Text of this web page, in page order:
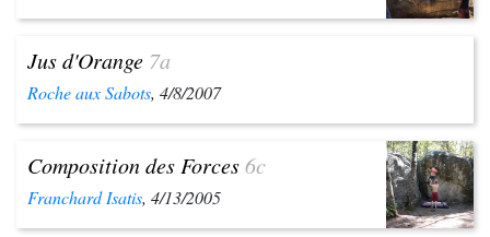
Jus d'Orange 7a
Roche aux Sabots, 4/8/2007
Composition des Forces6c
Franchard Isatis, 4/13/2005